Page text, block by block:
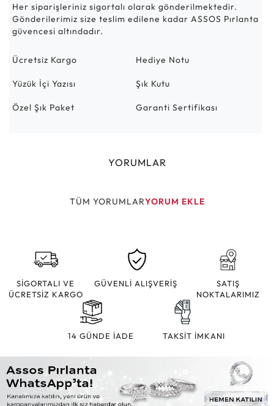
Her siparişleriniz sigortalı olarak gönderilmektedir.
Gönderilerimiz size teslim edilene kadar ASSOS Pırlanta
güvencesi altındadır.
Ücretsiz Kargo Hediye Notu
Yüzük İçi Yazısı Şık Kutu
Özel Şık Paket Garanti Sertifikası
YORUMLAR
TÜM YORUMLARYORUM EKLE
SİGORTALI VE
ÜCRETSİZ KARGO
GÜVENLİ ALIŞVERİŞ
SATIŞ
NOKTALARIMIZ
14 GÜNDE İADE TAKSİT İMKANI